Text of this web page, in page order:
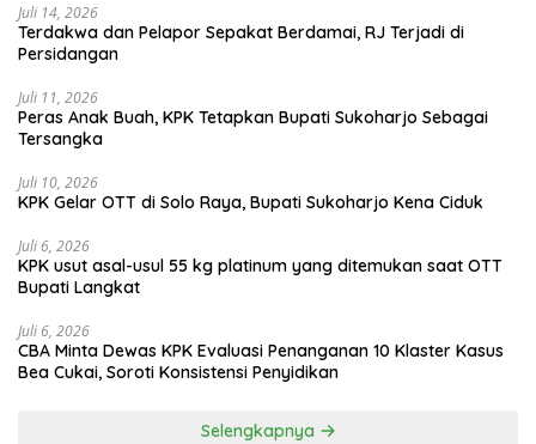
Juli 14, 2026
Terdakwa dan Pelapor Sepakat Berdamai, RJ Terjadi di
Persidangan
Juli 11, 2026
Peras Anak Buah, KPK Tetapkan Bupati Sukoharjo Sebagai
Tersangka
Juli 10, 2026
KPK Gelar OTT di Solo Raya, Bupati Sukoharjo Kena Ciduk
Juli 6, 2026
KPK usut asal-usul 55 kg platinum yang ditemukan saat OTT
Bupati Langkat
Juli 6, 2026
CBA Minta Dewas KPK Evaluasi Penanganan 10 Klaster Kasus
Bea Cukai, Soroti Konsistensi Penyidikan
Selengkapnya